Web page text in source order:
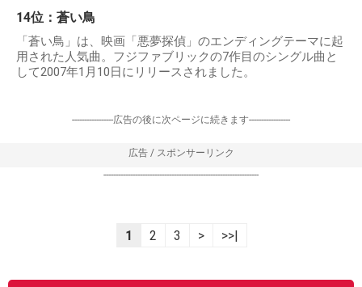
14位：蒼い鳥
「蒼い鳥」は、映画「悪夢探偵」のエンディングテーマに起
用された人気曲。フジファブリックの7作目のシングル曲と
して2007年1月10日にリリースされました。
-----------------広告の後に次ページに続きます-----------------
広告 / スポンサーリンク
----------------------------------------------------------------
1 2 3 > >>|